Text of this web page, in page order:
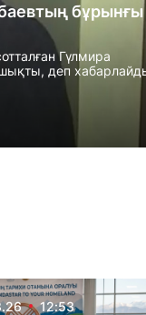
бұрынғы
Гүлмира
деп
12:53